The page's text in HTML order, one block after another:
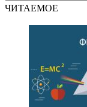
ЧИТАЕМОЕ